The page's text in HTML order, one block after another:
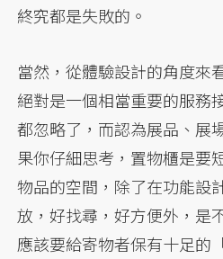
終究都是失敗的。
當然，從體驗設計的角度來
絕對是一個相當重要的服務
都忽略了，而認為展品、展
果你仔細思考，置物櫃是要
物品的空間，除了在功能設
放，好找尋，好方便外，是
應該要給寄物者保有十足的